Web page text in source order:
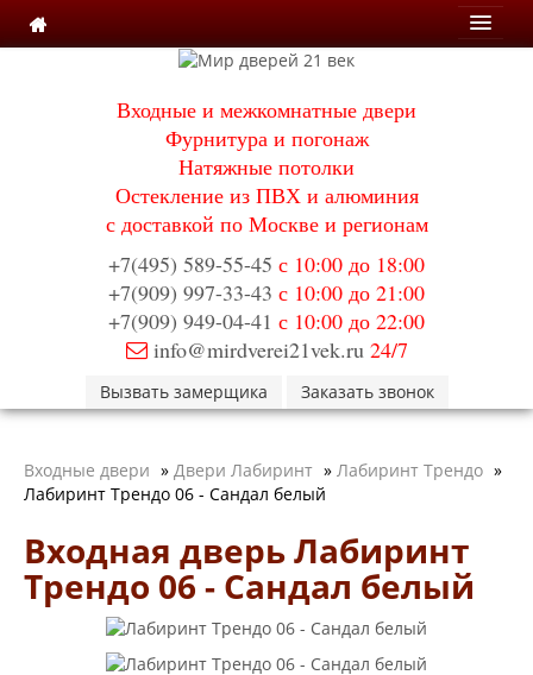
Корзина
Входные двери
Двери с терморазрывом для улицы
Противопожарные двери
Двери Бункер
Двери Лекс
Двери Рыцарь
Двери Термодор
Монолит
Термо Лацио
Флагман
Заводские двери
Двери Лабиринт
Лабиринт Аляска Лайт
Лабиринт Арт
Лабиринт Атлантик
Лабиринт Бетон
Входные и межкомнатные двери
Фурнитура и погонаж
Натяжные потолки
Остекление из ПВХ и алюминия
с доставкой по Москве и регионам
+7(495) 589-55-45 с 10:00 до 18:00
+7(909) 997-33-43 с 10:00 до 21:00
+7(909) 949-04-41 с 10:00 до 22:00
info@mirdverei21vek.ru24/7
Вызвать замерщика Заказать звонок
Входные двери » Двери Лабиринт » Лабиринт Трендо »
Лабиринт Трендо 06 - Сандал белый
Входная дверь Лабиринт
Трендо 06 - Сандал белый